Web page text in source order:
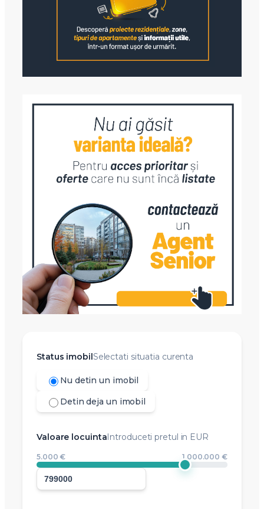
Status imobilSelectati situatia curenta
Nu detin un imobil
Detin deja un imobil
Valoare locuintaIntroduceti pretul in EUR
5.000 € 1.000.000 €